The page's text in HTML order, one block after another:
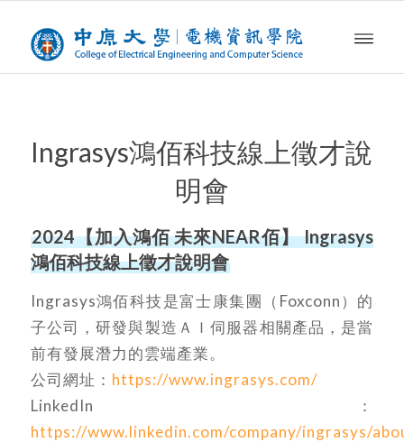
Ingrasys鴻佰科技線上徵才說
明會
2024【加入鴻佰 未來NEAR佰】 Ingrasys
鴻佰科技線上徵才說明會
Ingrasys鴻佰科技是富士康集團（Foxconn）的
子公司，研發與製造ＡＩ伺服器相關產品，是當
前有發展潛力的雲端產業。
公司網址： https://www.ingrasys.com/
LinkedIn：
https://www.linkedin.com/company/ingrasys/